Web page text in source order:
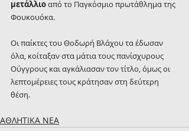
μετάλλιο από το Παγκόσμιο πρωτάθλημα της
Φουκουόκα.
Οι παίκτες του Θοδωρή Βλάχου τα έδωσαν
όλα, κοίταξαν στα μάτια τους πανίσχυρους
Ούγγρους και αγκάλιασαν τον τίτλο, όμως οι
λεπτομέρειες τους κράτησαν στη δεύτερη
θέση.
ΑΘΛΗΤΙΚΑ ΝΕΑ